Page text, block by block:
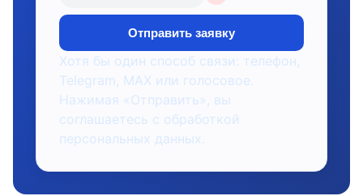
Отправить заявку
Хотя бы один способ связи: телефон,
Telegram, MAX или голосовое.
Нажимая «Отправить», вы
соглашаетесь с обработкой
персональных данных.